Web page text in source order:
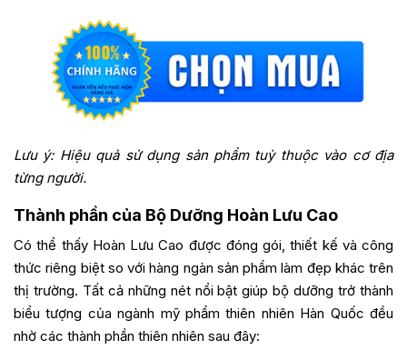
Lưu ý: Hiệu quả sử dụng sản phẩm tuỳ thuộc vào cơ địa
từng người.
Thành phần của Bộ Dưỡng Hoàn Lưu Cao
Có thể thấy Hoàn Lưu Cao được đóng gói, thiết kế và công
thức riêng biệt so với hàng ngàn sản phẩm làm đẹp khác trên
thị trường. Tất cả những nét nổi bật giúp bộ dưỡng trở thành
biểu tượng của ngành mỹ phẩm thiên nhiên Hàn Quốc đều
nhờ các thành phần thiên nhiên sau đây: